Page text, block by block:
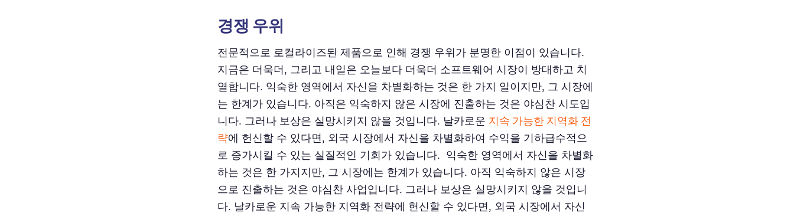
경쟁 우위
전문적으로 로컬라이즈된 제품으로 인해 경쟁 우위가 분명한 이점이 있습니다.
지금은 더욱더, 그리고 내일은 오늘보다 더욱더 소프트웨어 시장이 방대하고 치
열합니다. 익숙한 영역에서 자신을 차별화하는 것은 한 가지 일이지만, 그 시장에
는 한계가 있습니다. 아직은 익숙하지 않은 시장에 진출하는 것은 야심찬 시도입
니다. 그러나 보상은 실망시키지 않을 것입니다. 날카로운 지속 가능한 지역화 전
략에 헌신할 수 있다면, 외국 시장에서 자신을 차별화하여 수익을 기하급수적으
로 증가시킬 수 있는 실질적인 기회가 있습니다. 익숙한 영역에서 자신을 차별화
하는 것은 한 가지지만, 그 시장에는 한계가 있습니다. 아직 익숙하지 않은 시장
으로 진출하는 것은 야심찬 사업입니다. 그러나 보상은 실망시키지 않을 것입니
다. 날카로운 지속 가능한 지역화 전략에 헌신할 수 있다면, 외국 시장에서 자신